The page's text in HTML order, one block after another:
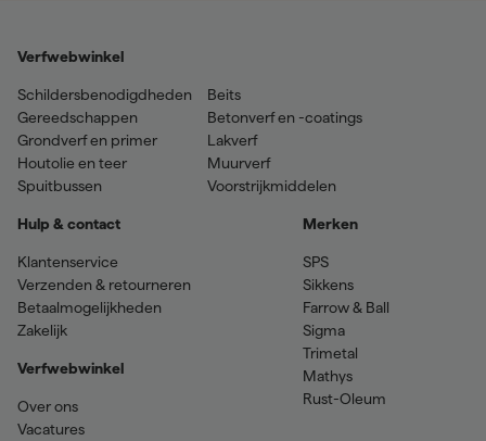
Verfwebwinkel
Schildersbenodigdheden
Gereedschappen
Grondverf en primer
Houtolie en teer
Spuitbussen
Beits
Betonverf en -coatings
Lakverf
Muurverf
Voorstrijkmiddelen
Hulp & contact
Klantenservice
Verzenden & retourneren
Betaalmogelijkheden
Zakelijk
Verfwebwinkel
Over ons
Vacatures
Merken
SPS
Sikkens
Farrow & Ball
Sigma
Trimetal
Mathys
Rust-Oleum